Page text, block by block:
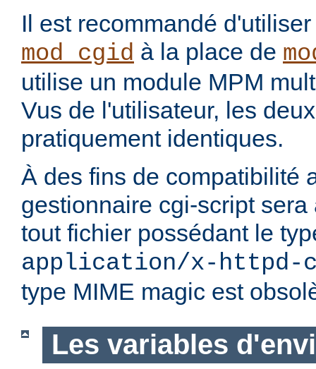
Il est recommandé
mod_cgid à la place de
utilise un module MPM
Vus de l'utilisateur, les
pratiquement identiques.
À des fins de compatibilité
gestionnaire cgi-script
tout fichier possédant le
application/x-httpd-
type MIME magic est
Les variables